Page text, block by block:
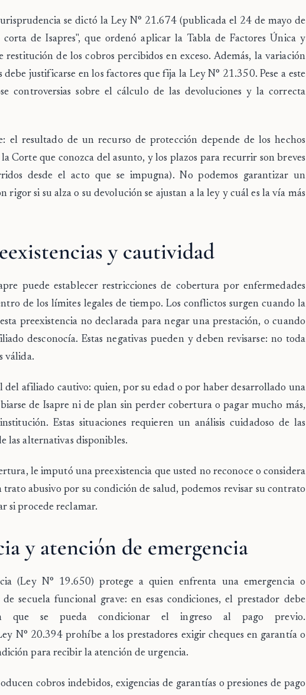
se dictó la Ley N° 21.674 (publicada el 24 de mayo de
de Isapres", que ordenó aplicar la Tabla de Factores Única y
restitución de los cobros percibidos en exceso. Además, la variación
debe justificarse en los factores que fija la Ley N° 21.350. Pese a este
controversias sobre el cálculo de las devoluciones y la correcta
el resultado de un recurso de protección depende de los hechos
Corte que conozca del asunto, y los plazos para recurrir son breves
desde el acto que se impugna). No podemos garantizar un
rigor si su alza o su devolución se ajustan a la ley y cuál es la vía más
y cautividad
puede establecer restricciones de cobertura por enfermedades
de los límites legales de tiempo. Los conflictos surgen cuando la
preexistencia no declarada para negar una prestación, o cuando
desconocía. Estas negativas pueden y deben revisarse: no toda
válida.
del afiliado cautivo: quien, por su edad o por haber desarrollado una
de Isapre ni de plan sin perder cobertura o pagar mucho más,
Estas situaciones requieren un análisis cuidadoso de las
las alternativas disponibles.
le imputó una preexistencia que usted no reconoce o considera
trato abusivo por su condición de salud, podemos revisar su contrato
si procede reclamar.
y atención de emergencia
(Ley N° 19.650) protege a quien enfrenta una emergencia o
secuela funcional grave: en esas condiciones, el prestador debe
que se pueda condicionar el ingreso al pago previo.
N° 20.394 prohíbe a los prestadores exigir cheques en garantía o
para recibir la atención de urgencia.
cobros indebidos, exigencias de garantías o presiones de pago